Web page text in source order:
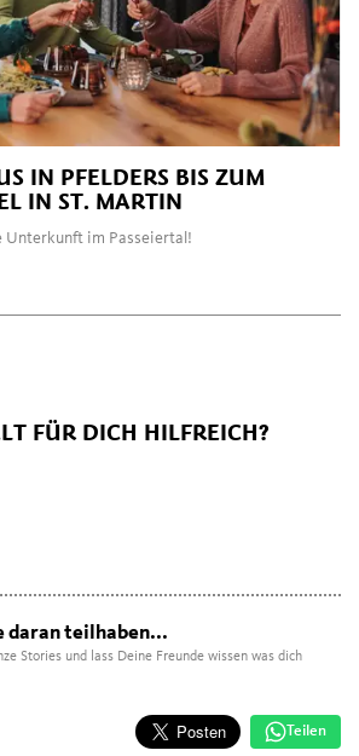
IN PFELDERS BIS ZUM
IN ST. MARTIN
Unterkunft im Passeiertal!
FÜR DICH HILFREICH?
daran teilhaben...
Stories und lass Deine Freunde wissen was dich
Teilen